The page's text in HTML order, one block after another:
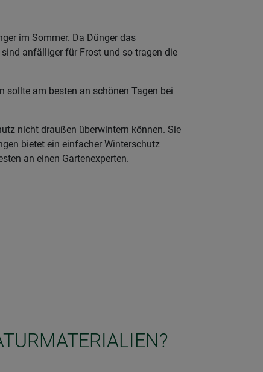
im Sommer. Da Dünger das
anfälliger für Frost und so tragen die
sollte am besten an schönen Tagen bei
nicht draußen überwintern können. Sie
bietet ein einfacher Winterschutz
an einen Gartenexperten.